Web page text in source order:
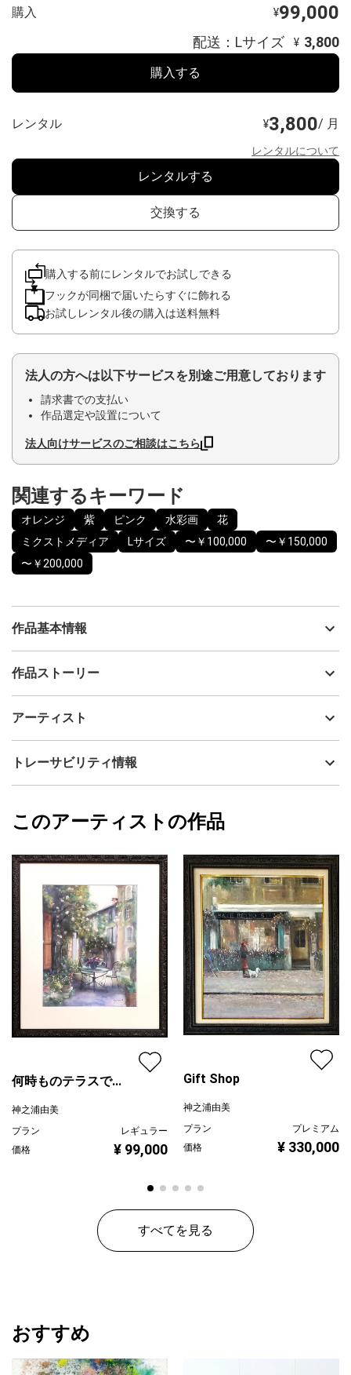
購入 ¥99,000
配送：Lサイズ ¥ 3,800
購入する
レンタル ¥3,800/ 月
レンタルについて
レンタルする
交換する
購入する前にレンタルでお試しできる
フックが同梱で届いたらすぐに飾れる
お試しレンタル後の購入は送料無料
法人の方へは以下サービスを別途ご用意しております
請求書での支払い
作品選定や設置について
法人向けサービスのご相談はこちら
関連するキーワード
オレンジ 紫 ピンク 水彩画
花
ミクストメディア
Lサイズ 〜￥100,000
〜￥150,000
〜￥200,000
作品基本情報
出品者
制作年
技法
ミクストメディア
カラー
オレンジ
ピンク
配送目安
二週間以内
作品ストーリー
JESUSPASTEL(ジーザスパステル)の混合技法で描いた、バラとト
原画に合わせた高級感あるアンティークブラウン×ゴールドのフレ
ーム付きです。水彩紙は英国王室水彩画協会認定のコットン100％
アーティスト
神之浦由美
フォローする
トレーサビリティ情報
神之浦由美
このアーティストの作品
何時ものテラスで...
神之浦由美
プラン
レギュラー
価格
¥ 99,000
Gift Shop
神之浦由美
プラン
プレミアム
価格
¥ 330,000
すべてを見る
おすすめ